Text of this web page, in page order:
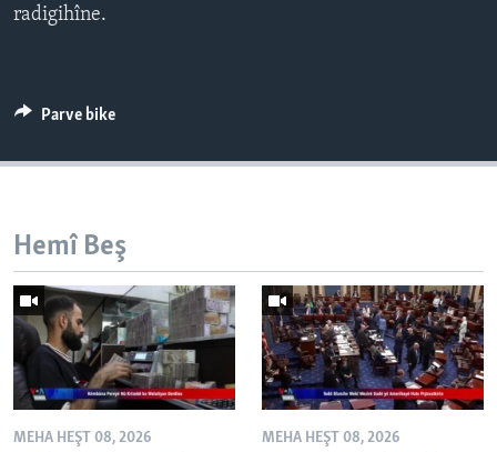
radigihîne.
Parve bike
Hemî Beş
MEHA HEŞT 08, 2026 MEHA HEŞT 08, 2026